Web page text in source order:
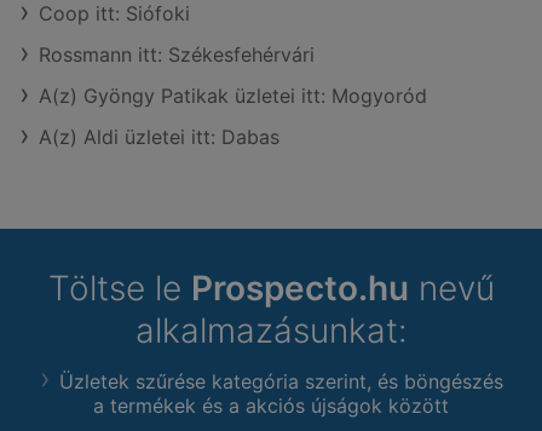
Coop itt: Siófoki
Rossmann itt: Székesfehérvári
A(z) Gyöngy Patikak üzletei itt: Mogyoród
A(z) Aldi üzletei itt: Dabas
Töltse le Prospecto.hu nevű
alkalmazásunkat:
Üzletek szűrése kategória szerint, és böngészés
a termékek és a akciós újságok között